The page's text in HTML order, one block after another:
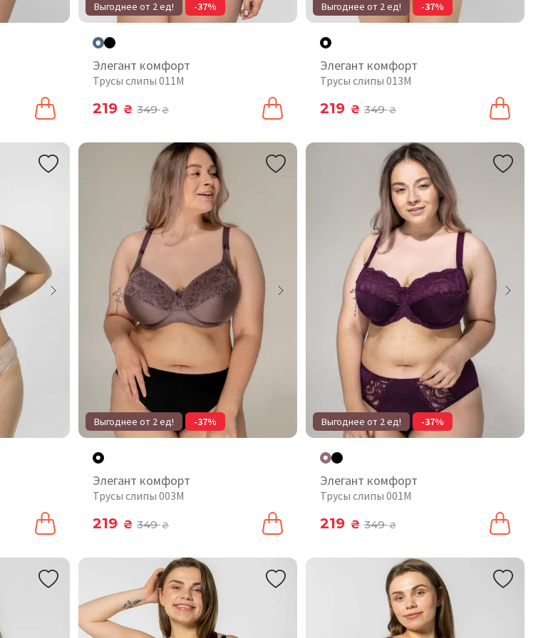
Выгоднее от 2 ед! -37%
Элегант комфорт
Трусы слипы 011М
219 ₴ 349₴
Выгоднее от 2 ед! -37%
Элегант комфорт
Трусы слипы 013M
219 ₴ 349₴
Выгоднее от 2 ед! -37%
Элегант комфорт
Трусы слипы 003М
219 ₴ 349₴
Выгоднее от 2 ед! -37%
Элегант комфорт
Трусы слипы 001М
219 ₴ 349₴